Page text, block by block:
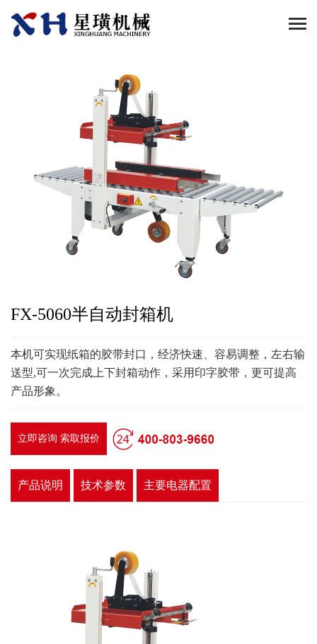
FX-5060半自动封箱机
本机可实现纸箱的胶带封口，经济快速、容易调整，左右输
送型,可一次完成上下封箱动作，采用印字胶带，更可提高
产品形象。
立即咨询 索取报价
产品说明 技术参数 主要电器配置